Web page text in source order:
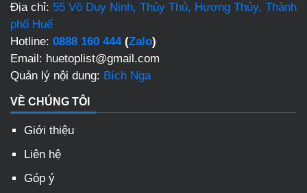
Địa chỉ: 55 Võ Duy Ninh, Thủy Thủ, Hương Thủy, Thành
phố Huế
Hotline: 0888 160 444(Zalo)
Email: huetoplist@gmail.com
Quản lý nội dung: Bích Nga
VỀ CHÚNG TÔI
Giới thiệu
Liên hệ
Góp ý